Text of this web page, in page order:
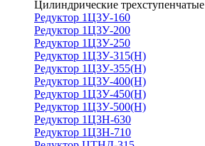
Цилиндрические трехступенчатые
Редуктор 1Ц3У-160
Редуктор 1Ц3У-200
Редуктор 1Ц3У-250
Редуктор 1Ц3У-315(Н)
Редуктор 1Ц3У-355(Н)
Редуктор 1Ц3У-400(Н)
Редуктор 1Ц3У-450(Н)
Редуктор 1Ц3У-500(Н)
Редуктор 1Ц3Н-630
Редуктор 1Ц3Н-710